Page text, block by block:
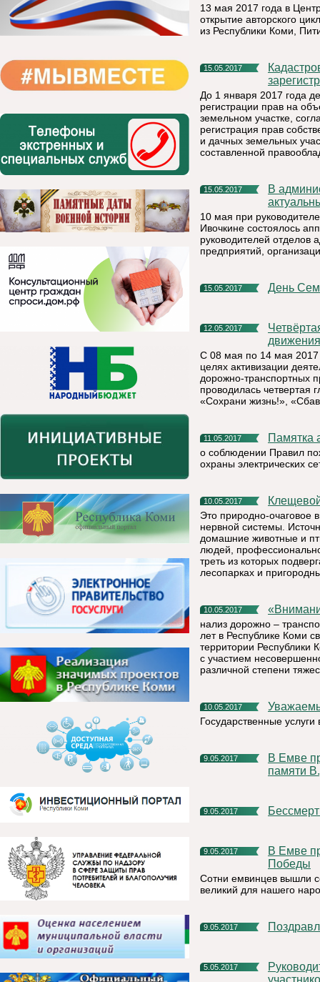
13 мая 2017 года в
открытие авторского
из Республики Коми,
15.05.2017
Кадастровая палата информирует: жители Коми могут
До 1 января 2017 года
регистрации прав на
земельном участке,
регистрация прав
и дачных земельных
составленной
15.05.2017
В администрации района прошло аппаратное совещание по
10 мая при
Ивочкине состоялось
руководителей отделов
предприятий,
15.05.2017 День
12.05.2017
Четвёртая глобальная неделя безопасности дорожного
С 08 мая по 14 мая 2017
целях активизации
дорожно-транспортных
проводилась четвертая
«Сохрани жизнь!»,
11.05.2017
о соблюдении Правил
охраны электрических
10.05.2017
Это природно-очаговое
нервной системы.
домашние животные и
людей,
треть из которых
лесопарках и
10.05.2017
нализ дорожно –
лет в Республике Коми
территории Республики
с участием
различной степени
10.05.2017
Государственные
9.05.2017
В Емве прошла традиционная Легкоатлетическая эстафета,
памяти
9.05.2017
9.05.2017
В Емве прошло праздничное шествие посвященное Дню
Победы
Сотни емвинцев вышли
великий для нашего
9.05.2017
5.05.2017
Руководитель районной администрации поздравил